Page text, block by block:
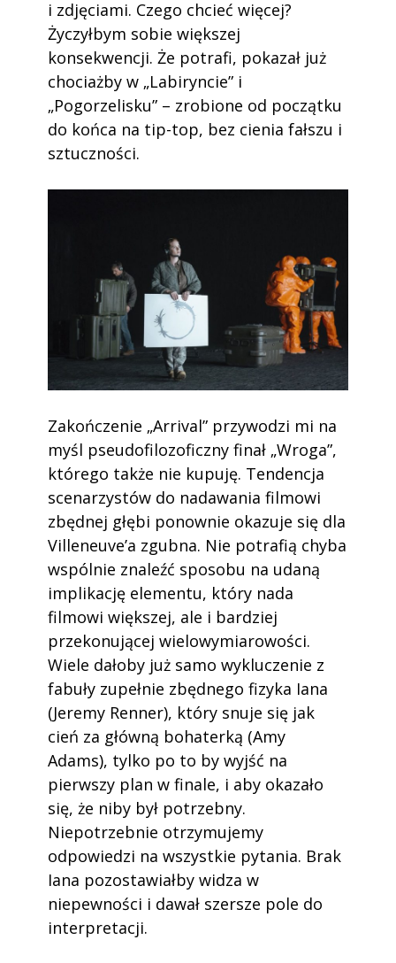
i zdjęciami. Czego chcieć więcej?
Życzyłbym sobie większej
konsekwencji. Że potrafi, pokazał już
chociażby w „Labiryncie” i
„Pogorzelisku” – zrobione od początku
do końca na tip-top, bez cienia fałszu i
sztuczności.
Zakończenie „Arrival” przywodzi mi na
myśl pseudofilozoficzny finał „Wroga”,
którego także nie kupuję. Tendencja
scenarzystów do nadawania filmowi
zbędnej głębi ponownie okazuje się dla
Villeneuve’a zgubna. Nie potrafią chyba
wspólnie znaleźć sposobu na udaną
implikację elementu, który nada
filmowi większej, ale i bardziej
przekonującej wielowymiarowości.
Wiele dałoby już samo wykluczenie z
fabuły zupełnie zbędnego fizyka Iana
(Jeremy Renner), który snuje się jak
cień za główną bohaterką (Amy
Adams), tylko po to by wyjść na
pierwszy plan w finale, i aby okazało
się, że niby był potrzebny.
Niepotrzebnie otrzymujemy
odpowiedzi na wszystkie pytania. Brak
Iana pozostawiałby widza w
niepewności i dawał szersze pole do
interpretacji.